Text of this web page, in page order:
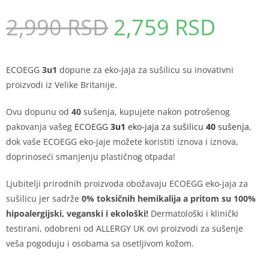
2,990RSD 2,759 RSD
ECOEGG 3u1 dopune za eko-jaja za sušilicu su inovativni
proizvodi iz Velike Britanije.
Ovu dopunu od 40 sušenja, kupujete nakon potrošenog
pakovanja vašeg ECOEGG 3u1 eko-jaja za sušilicu 40 sušenja,
dok vaše ECOEGG eko-jaje možete koristiti iznova i iznova,
doprinoseći smanjenju plastičnog otpada!
Ljubitelji prirodnih proizvoda obožavaju ECOEGG eko-jaja za
sušilicu jer sadrže 0% toksičnih hemikalija a pritom su 100%
hipoalergijski, veganski i ekološki! Dermatološki i klinički
testirani, odobreni od ALLERGY UK ovi proizvodi za sušenje
veša pogoduju i osobama sa osetljivom kožom.